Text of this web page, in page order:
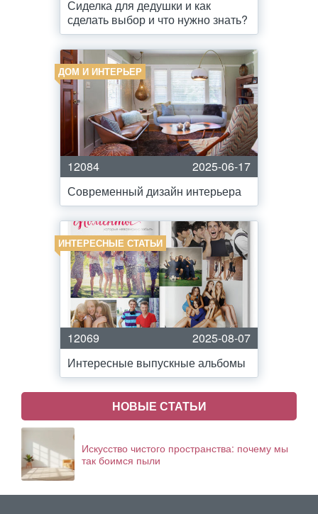
Сиделка для дедушки и как
сделать выбор и что нужно знать?
ДОМ И ИНТЕРЬЕР
12084
2025-06-17
Современный дизайн интерьера
ИНТЕРЕСНЫЕ СТАТЬИ
12069
2025-08-07
Интересные выпускные альбомы
НОВЫЕ СТАТЬИ
Искусство чистого пространства: почему мы
так боимся пыли